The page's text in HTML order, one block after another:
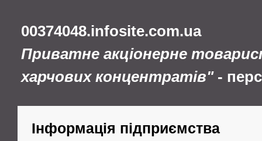
00374048.infosite.com.ua
Приватне акціонерне
харчових концентратів"-
Інформація підприємства